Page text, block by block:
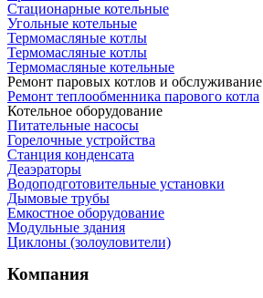
Стационарные котельные
Угольные котельные
Термомасляные котлы
Термомасляные котлы
Термомасляные котельные
Ремонт паровых котлов и обслуживание
Ремонт теплообменника парового котла
Котельное оборудование
Питательные насосы
Горелочные устройства
Станция конденсата
Деаэраторы
Водоподготовительные установки
Дымовые трубы
Емкостное оборудование
Mодульные здания
Циклоны (золоуловители)
Компания